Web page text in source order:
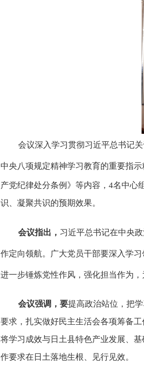
会议深入学习贯彻习近平总书记
中央八项规定精神学习教育的重要指
产党纪律处分条例》等内容，4名中心
识、凝聚共识的预期效果。
会议指出， 习近平总书记在中央
作定向领航。 广大党员干部要深入学
进一步锤炼党性作风，强化担当作为
会议强调，要提高政治站位，把
要求，扎实做好民主生活会各项筹备
将学习成效与日土县特色产业发展、
作要求在日土落地生根、见行见效。